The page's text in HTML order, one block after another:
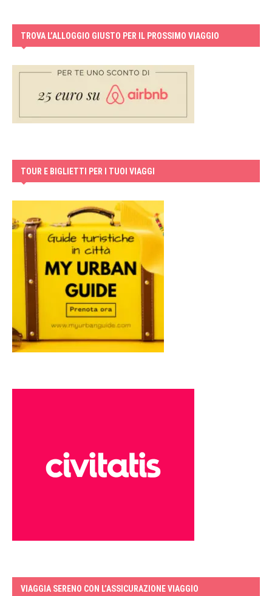
TROVA L’ALLOGGIO GIUSTO PER IL PROSSIMO VIAGGIO
TOUR E BIGLIETTI PER I TUOI VIAGGI
VIAGGIA SERENO CON L’ASSICURAZIONE VIAGGIO